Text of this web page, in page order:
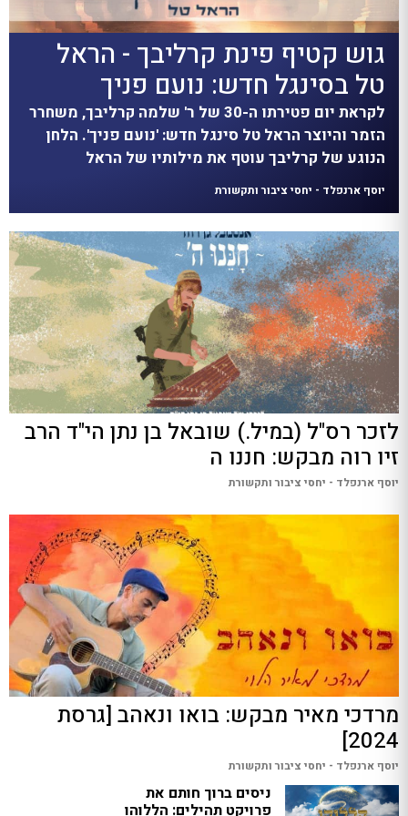
גוש קטיף פינת קרליבך - הראל
טל בסינגל חדש: נועם פניך
לקראת יום פטירתו ה-30 של ר' שלמה קרליבך, משחרר
הזמר והיוצר הראל טל סינגל חדש: 'נועם פניך'. הלחן
הנוגע של קרליבך עוטף את מילותיו של הראל
יוסף ארנפלד - יחסי ציבור ותקשורת
לזכר רס"ל (במיל.) שובאל בן נתן הי"ד הרב
זיו רוה מבקש: חננו ה
יוסף ארנפלד - יחסי ציבור ותקשורת
מרדכי מאיר מבקש: בואו ונאהב [גרסת
2024]
יוסף ארנפלד - יחסי ציבור ותקשורת
ניסים ברוך חותם את
פרויקט תהילים: הללוהו